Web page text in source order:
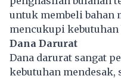
untuk membeli bahan
mencukupi kebutuhan
Dana Darurat
Dana darurat sangat
kebutuhan